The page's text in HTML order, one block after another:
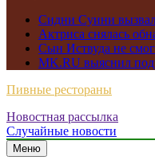
Сидни Суини
Актриса снялась
Сын Иствуда не
MK.RU выяснил
Пивные рестораны
Новостная рассылка
Случайные новости
Меню